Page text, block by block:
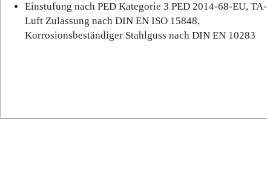
Einstufung nach PED Kategorie 3 PED 2014-68-EU, TA-
Luft Zulassung nach DIN EN ISO 15848,
Korrosionsbeständiger Stahlguss nach DIN EN 10283